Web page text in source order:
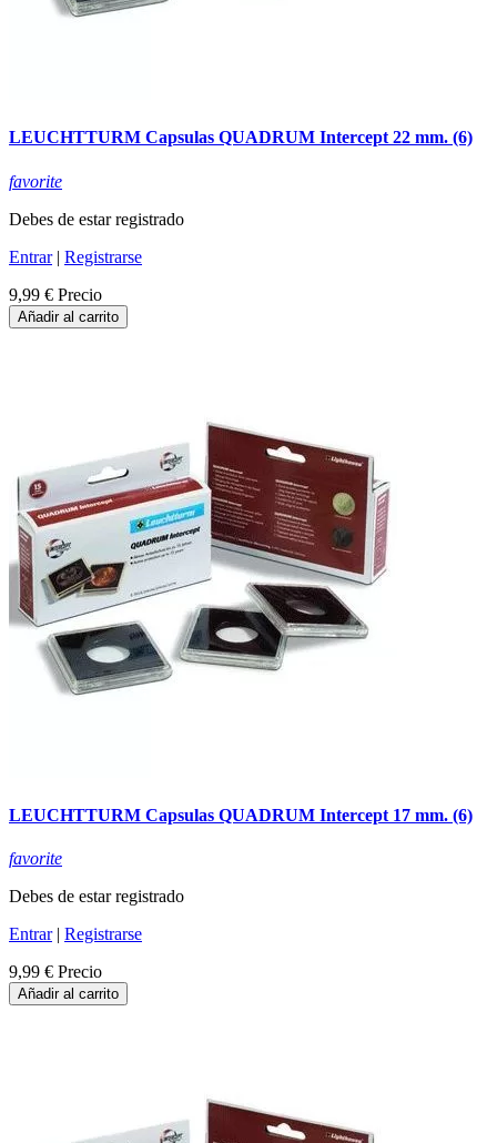
LEUCHTTURM Capsulas QUADRUM Intercept 22 mm. (6)
favorite
Debes de estar registrado
Entrar| Registrarse
9,99 € Precio
Añadir al carrito
LEUCHTTURM Capsulas QUADRUM Intercept 17 mm. (6)
favorite
Debes de estar registrado
Entrar| Registrarse
9,99 € Precio
Añadir al carrito